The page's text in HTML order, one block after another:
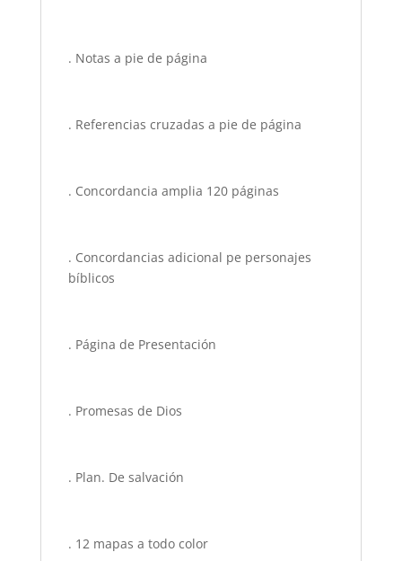
. Notas a pie de página
. Referencias cruzadas a pie de página
. Concordancia amplia 120 páginas
. Concordancias adicional pe personajes
bíblicos
. Página de Presentación
. Promesas de Dios
. Plan. De salvación
. 12 mapas a todo color